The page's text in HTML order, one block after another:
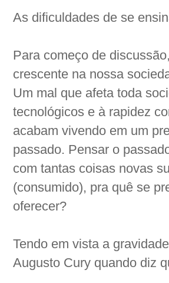
As dificuldades de se
Para começo de
crescente na nossa
Um mal que afeta toda
tecnológicos e à rapidez
acabam vivendo em um
passado. Pensar o
com tantas coisas novas
(consumido), pra quê se
oferecer?
Tendo em vista a
Augusto Cury quando diz